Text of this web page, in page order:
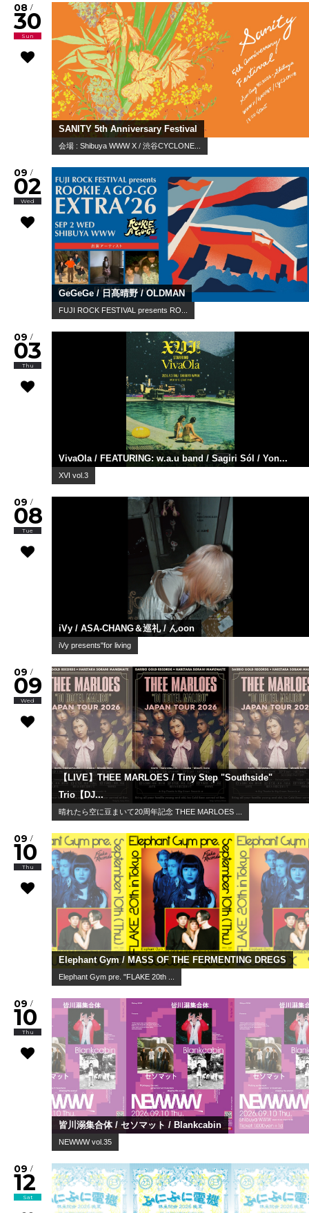
08 /
30
Sun
SANITY 5th Anniversary Festival
会場 : Shibuya WWW X / 渋谷CYCLONE...
09 /
02
Wed
GeGeGe / 日髙晴野 / OLDMAN
FUJI ROCK FESTIVAL presents RO...
09 /
03
Thu
VivaOla / FEATURING: w.a.u band / Sagiri Sól / Yon...
XVI vol.3
09 /
08
Tue
iVy / ASA-CHANG＆巡礼 / んoon
iVy presents"for living
09 /
09
Wed
【LIVE】THEE MARLOES / Tiny Step "Southside"
Trio【DJ...
晴れたら空に豆まいて20周年記念 THEE MARLOES ...
09 /
10
Thu
Elephant Gym / MASS OF THE FERMENTING DREGS
Elephant Gym pre. "FLAKE 20th ...
09 /
10
Thu
皆川溺集合体 / セソマット / Blankcabin
NEWWW vol.35
09 /
12
Sat